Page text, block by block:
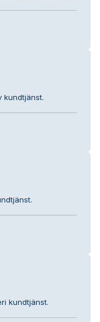
kundtjänst.
kundtjänst.